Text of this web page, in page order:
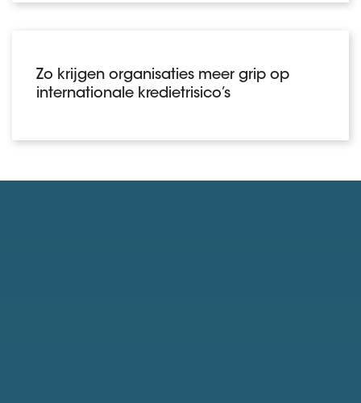
Zo krijgen organisaties meer grip op
internationale kredietrisico’s